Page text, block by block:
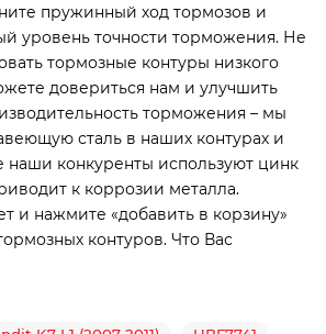
пружинный ход тормозов и
уровень точности торможения. Не
тормозные контуры низкого
довериться нам и улучшить
торможения – мы
сталь в наших контурах и
наши конкуренты используют цинк
к коррозии металла.
и нажмите «добавить в корзину»
контуров. Что Вас